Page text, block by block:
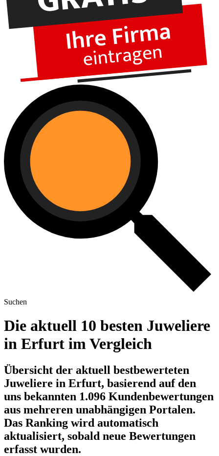
Suchen
Die aktuell 10 besten Juweliere
in Erfurt im Vergleich
Übersicht der aktuell bestbewerteten
Juweliere in Erfurt, basierend auf den
uns bekannten 1.096 Kundenbewertungen
aus mehreren unabhängigen Portalen.
Das Ranking wird automatisch
aktualisiert, sobald neue Bewertungen
erfasst wurden.